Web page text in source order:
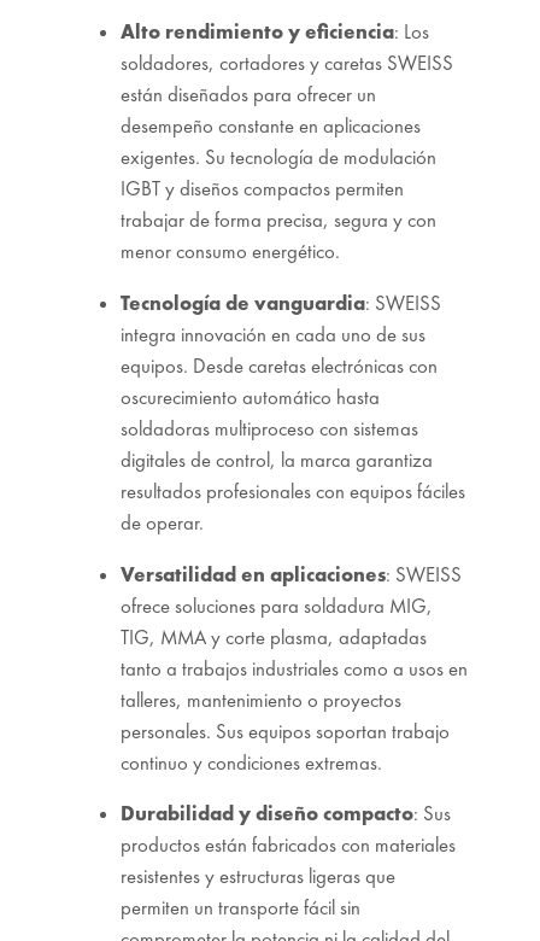
Alto rendimiento y eficiencia: Los
soldadores, cortadores y caretas SWEISS
están diseñados para ofrecer un
desempeño constante en aplicaciones
exigentes. Su tecnología de modulación
IGBT y diseños compactos permiten
trabajar de forma precisa, segura y con
menor consumo energético.
Tecnología de vanguardia: SWEISS
integra innovación en cada uno de sus
equipos. Desde caretas electrónicas con
oscurecimiento automático hasta
soldadoras multiproceso con sistemas
digitales de control, la marca garantiza
resultados profesionales con equipos fáciles
de operar.
Versatilidad en aplicaciones: SWEISS
ofrece soluciones para soldadura MIG,
TIG, MMA y corte plasma, adaptadas
tanto a trabajos industriales como a usos en
talleres, mantenimiento o proyectos
personales. Sus equipos soportan trabajo
continuo y condiciones extremas.
Durabilidad y diseño compacto: Sus
productos están fabricados con materiales
resistentes y estructuras ligeras que
permiten un transporte fácil sin